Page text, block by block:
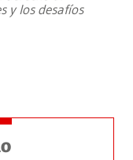
y los desafíos